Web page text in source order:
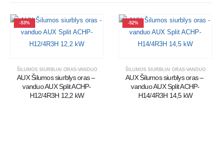
-53%
ŠILUMOS SIURBLIAI ORAS-VANDUO
AUX Šilumos siurblys oras –
vanduo AUX Split ACHP-
H12/4R3H 12,2 kW
-52%
ŠILUMOS SIURBLIAI ORAS-VANDUO
AUX Šilumos siurblys oras –
vanduo AUX Split ACHP-
H14/4R3H 14,5 kW